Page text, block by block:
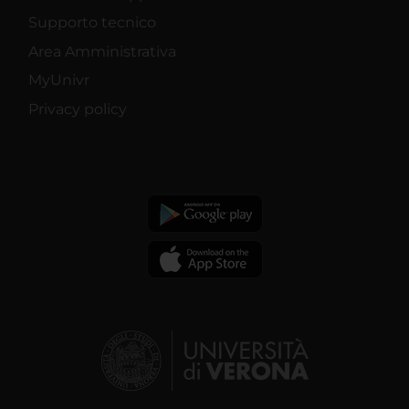
Supporto tecnico
Area Amministrativa
MyUnivr
Privacy policy